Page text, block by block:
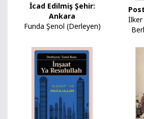
İcad Edilmiş Şehir:
Ankara
Funda Şenol (Derleyen)
İlker